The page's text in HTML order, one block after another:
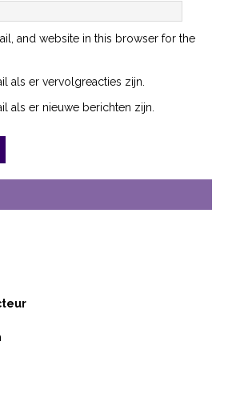
and website in this browser for the
als er vervolgreacties zijn.
als er nieuwe berichten zijn.